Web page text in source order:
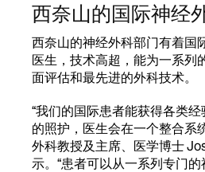
西奈山的国际神经
西奈山的神经外科部门有着国
医生，技术高超，能为一系列
面评估和最先进的外科技术。
“我们的国际患者能获得各类
的照护，医生会在一个整合系
外科教授及主席、医学博士
示。“患者可以从一系列专门